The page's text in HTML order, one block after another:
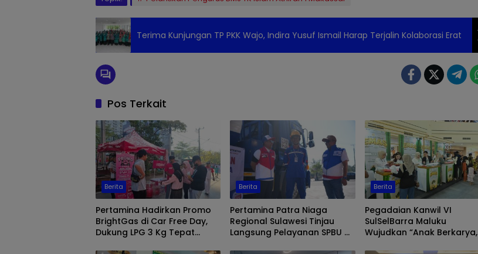
Terima Kunjungan TP PKK Wajo, Indira Yusuf Ismail Harap Terjalin Kolaborasi Erat
Pos Terkait
Berita
Pertamina Hadirkan Promo
BrightGas di Car Free Day,
Dukung LPG 3 Kg Tepat
Berita
Pertamina Patra Niaga
Regional Sulawesi Tinjau
Langsung Pelayanan SPBU di
Berita
Pegadaian Kanwil VI
SulSelBarra Maluku
Wujudkan “Anak Berkarya,